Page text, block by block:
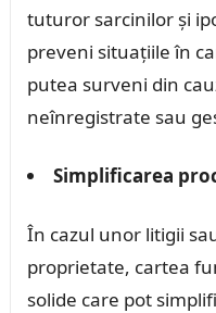
tuturor sarcinilor și
preveni situațiile în
putea surveni din
neînregistrate sau
Simplificarea
În cazul unor litigii
proprietate, cartea
solide care pot